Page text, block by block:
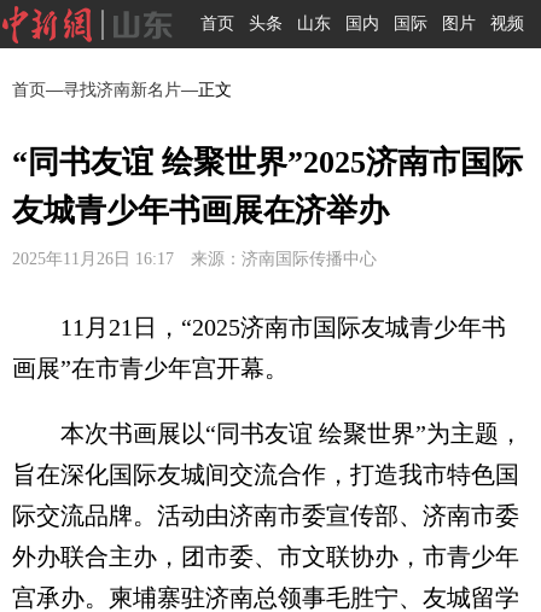
首页 头条 山东 国内 国际 图片 视频
首页—寻找济南新名片—正文
“同书友谊 绘聚世界”2025济南市国际
友城青少年书画展在济举办
2025年11月26日 16:17 来源：济南国际传播中心
11月21日，“2025济南市国际友城青少年书
画展”在市青少年宫开幕。
本次书画展以“同书友谊 绘聚世界”为主题，
旨在深化国际友城间交流合作，打造我市特色国
际交流品牌。活动由济南市委宣传部、济南市委
外办联合主办，团市委、市文联协办，市青少年
宫承办。柬埔寨驻济南总领事毛胜宁、友城留学